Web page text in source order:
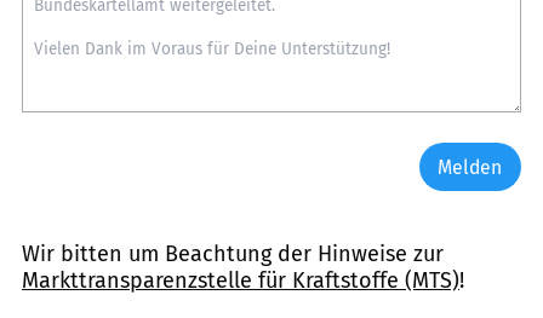
Melden
Wir bitten um Beachtung der Hinweise zur
Markttransparenzstelle für Kraftstoffe (MTS)!